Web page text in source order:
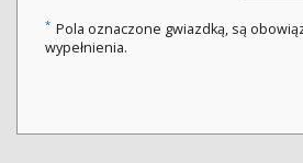
* Pola oznaczone gwiazdką, są
wypełnienia.